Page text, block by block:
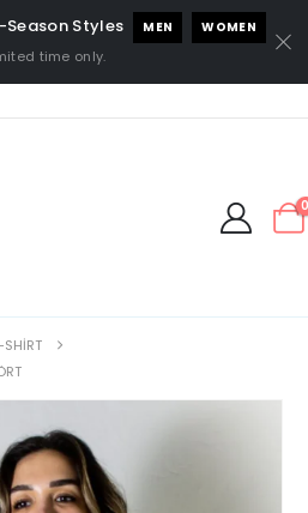
Season Styles MEN WOMEN
time only.
SHIRT